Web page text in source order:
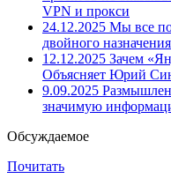
VPN и прокси
24.12.2025 Мы все
двойного назначения
12.12.2025 Зачем
Объясняет Юрий
9.09.2025
значимую
Обсуждаемое
Почитать